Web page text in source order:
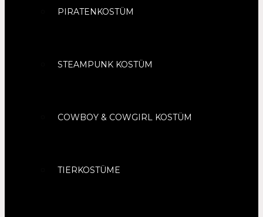
PIRATENKOSTÜM
STEAMPUNK KOSTÜM
COWBOY & COWGIRL KOSTÜM
TIERKOSTÜME